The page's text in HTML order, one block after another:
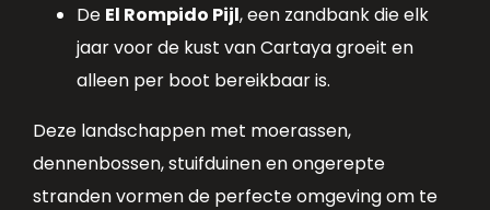
De El Rompido Pijl, een zandbank die elk
jaar voor de kust van Cartaya groeit en
alleen per boot bereikbaar is.
Deze landschappen met moerassen,
dennenbossen, stuifduinen en ongerepte
stranden vormen de perfecte omgeving om te